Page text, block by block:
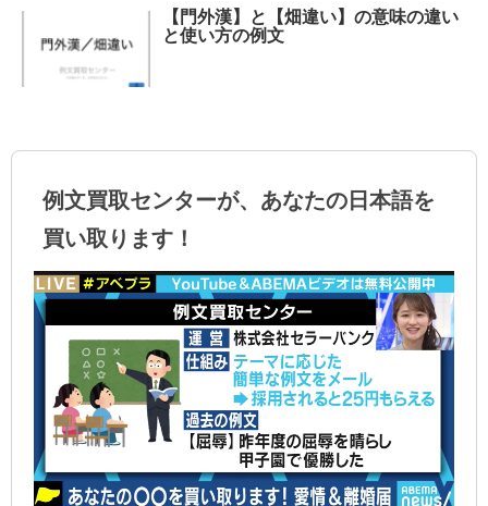
【門外漢】と【畑違い】の意味の違い
と使い方の例文
例文買取センターが、あなたの日本語を
買い取ります！